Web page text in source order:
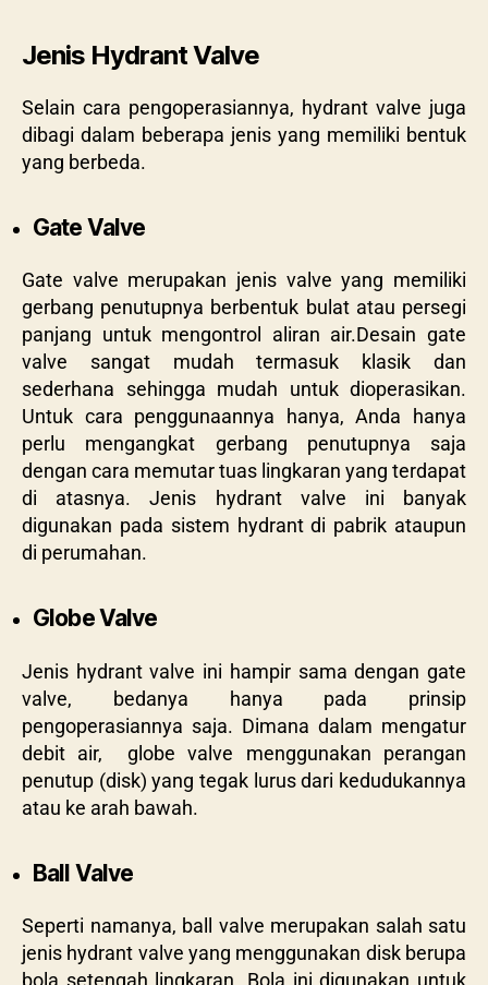
Jenis Hydrant Valve
Selain cara pengoperasiannya, hydrant valve juga
dibagi dalam beberapa jenis yang memiliki bentuk
yang berbeda.
Gate Valve
Gate valve merupakan jenis valve yang memiliki
gerbang penutupnya berbentuk bulat atau persegi
panjang untuk mengontrol aliran air.Desain gate
valve sangat mudah termasuk klasik dan
sederhana sehingga mudah untuk dioperasikan.
Untuk cara penggunaannya hanya, Anda hanya
perlu mengangkat gerbang penutupnya saja
dengan cara memutar tuas lingkaran yang terdapat
di atasnya. Jenis hydrant valve ini banyak
digunakan pada sistem hydrant di pabrik ataupun
di perumahan.
Globe Valve
Jenis hydrant valve ini hampir sama dengan gate
valve, bedanya hanya pada prinsip
pengoperasiannya saja. Dimana dalam mengatur
debit air, globe valve menggunakan perangan
penutup (disk) yang tegak lurus dari kedudukannya
atau ke arah bawah.
Ball Valve
Seperti namanya, ball valve merupakan salah satu
jenis hydrant valve yang menggunakan disk berupa
bola setengah lingkaran. Bola ini digunakan untuk